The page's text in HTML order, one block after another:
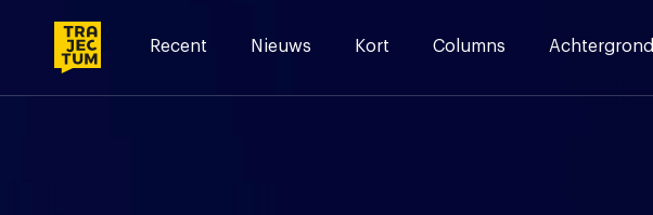
Recent Nieuws Kort Columns Achtergrond